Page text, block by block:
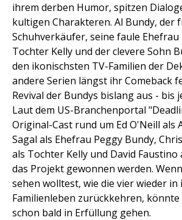
ihrem derben Humor, spitzen
kultigen Charakteren. Al Bundy, der
Schuhverkäufer, seine faule Ehefrau
Tochter Kelly und der clevere Sohn
den ikonischsten TV-Familien der
andere Serien längst ihr Comeback
Revival der Bundys bislang aus - bis
Laut dem US-Branchenportal
Original-Cast rund um Ed O'Neill als
Sagal als Ehefrau Peggy Bundy,
als Tochter Kelly und David
das Projekt gewonnen werden.
sehen wolltest, wie die vier wieder in
Familienleben zurückkehren, könnte
schon bald in Erfüllung gehen.